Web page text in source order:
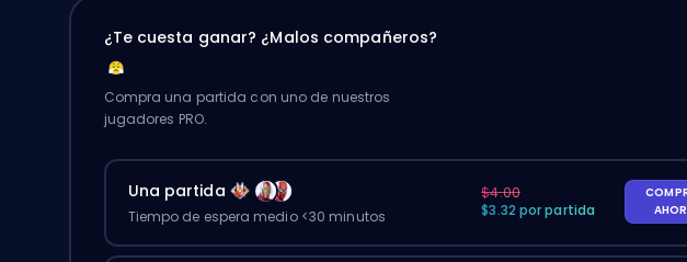
¿Te cuesta ganar? ¿Malos compañeros?
Compra una partida con uno de nuestros
jugadores PRO.
Una partida
Tiempo de espera medio <30 minutos
$4.00
$3.32 por partida